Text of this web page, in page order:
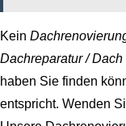
Kein
Dachreparatur /
haben Sie finden
entspricht. Wenden